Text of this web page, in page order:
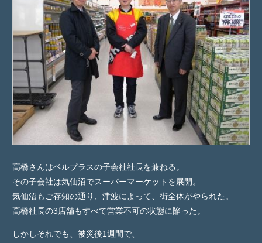
高橋さんはベルプラスの子会社社長を兼ねる。
その子会社は気仙沼でスーパーマーケットを展開。
気仙沼もご存知の通り、津波によって、街全体がやられた。
高橋社長の3店舗もすべて営業不可の状態に陥った。
しかしそれでも、被災後1週間で、